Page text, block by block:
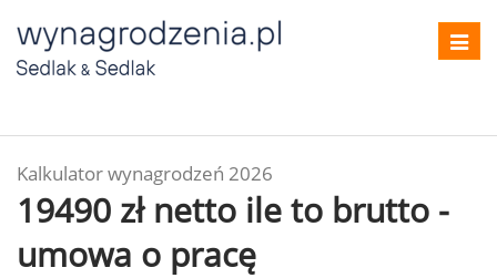
Kalkulator wynagrodzeń 2026
19490 zł netto ile to brutto -
umowa o pracę